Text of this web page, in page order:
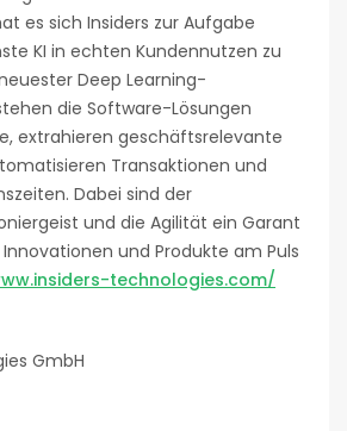
es sich Insiders zur Aufgabe
KI in echten Kundennutzen zu
Deep Learning-
die Software-Lösungen
extrahieren geschäftsrelevante
Transaktionen und
Dabei sind der
und die Agilität ein Garant
und Produkte am Puls
technologies.com/
GmbH